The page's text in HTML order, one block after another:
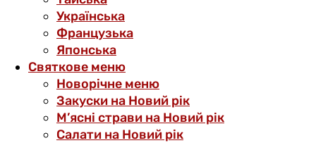
Українська
Французька
Японська
Святкове меню
Новорічне меню
Закуски на Новий рік
М’ясні страви на Новий рік
Салати на Новий рік